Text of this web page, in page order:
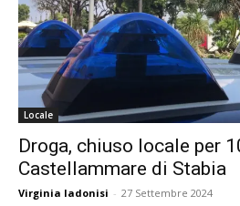
Locale
Droga, chiuso locale per
Castellammare di Stabia
Virginia Iadonisi - 27 Settembre 2024